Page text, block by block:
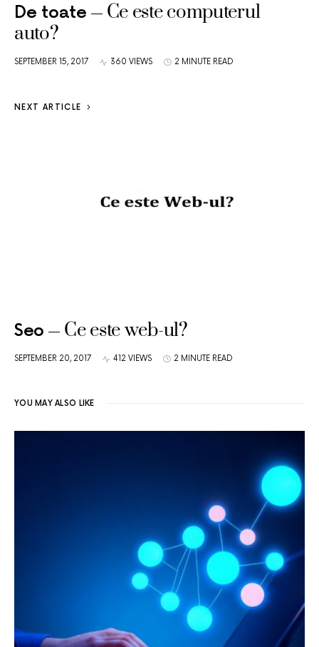
De toate
Ce este computerul
auto?
SEPTEMBER 15, 2017 360 VIEWS 2 MINUTE READ
NEXT ARTICLE
Seo Ce este web-ul?
SEPTEMBER 20, 2017 412 VIEWS 2 MINUTE READ
YOU MAY ALSO LIKE